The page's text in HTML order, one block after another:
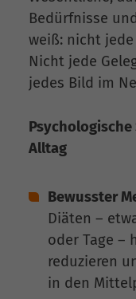
Bedürfnisse
weiß: nicht
Nicht jede
jedes Bild im
Psychologische
Alltag
Bewusster
Diäten –
oder Tage –
reduzieren
in den